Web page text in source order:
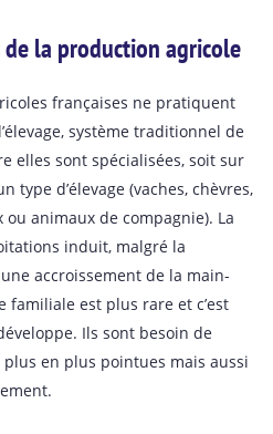
la production agricole
françaises ne pratiquent
système traditionnel de
elles sont spécialisées, soit sur
type d’élevage (vaches, chèvres,
animaux de compagnie). La
induit, malgré la
accroissement de la main-
familiale est plus rare et c’est
Ils sont besoin de
en plus pointues mais aussi